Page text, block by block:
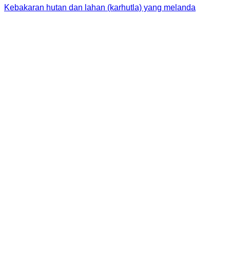
Kebakaran hutan dan lahan (karhutla) yang melanda